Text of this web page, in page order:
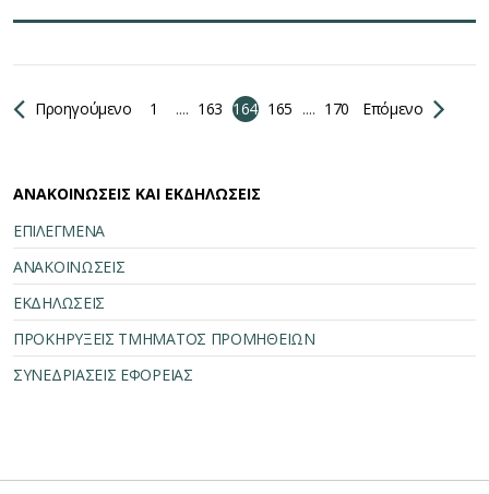
Προηγούμενο 1 .... 163 164 165 .... 170 Επόμενο
ΑΝΑΚΟΙΝΩΣΕΙΣ ΚΑΙ ΕΚΔΗΛΩΣΕΙΣ
ΕΠΙΛΕΓΜΕΝΑ
ΑΝΑΚΟΙΝΩΣΕΙΣ
ΕΚΔΗΛΩΣΕΙΣ
ΠΡΟΚΗΡΥΞΕΙΣ ΤΜΗΜΑΤΟΣ ΠΡΟΜΗΘΕΙΩΝ
ΣΥΝΕΔΡΙΑΣΕΙΣ ΕΦΟΡΕΙΑΣ